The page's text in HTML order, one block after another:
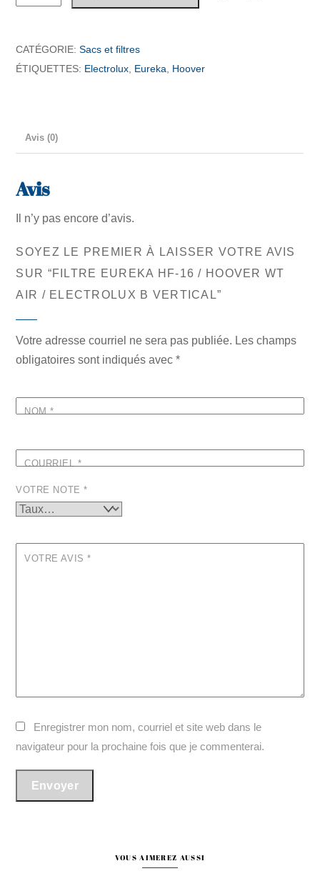
de
Eureka
HF-
WT
Electrolux
CATÉGORIE:Sacs et filtres
ÉTIQUETTES: Electrolux, Eureka, Hoover
Avis (0)
Avis
Il n’y pas encore d’avis.
SOYEZ LE PREMIER À LAISSER VOTRE AVIS
SUR “FILTRE EUREKA HF-16 / HOOVER WT
AIR / ELECTROLUX B VERTICAL”
Votre adresse courriel ne sera pas publiée. Les champs
obligatoires sont indiqués avec*
NOM*
COURRIEL*
VOTRE NOTE*
VOTRE AVIS*
Enregistrer mon nom, courriel et site web dans le
navigateur pour la prochaine fois que je commenterai.
VOUS AIMEREZ AUSSI